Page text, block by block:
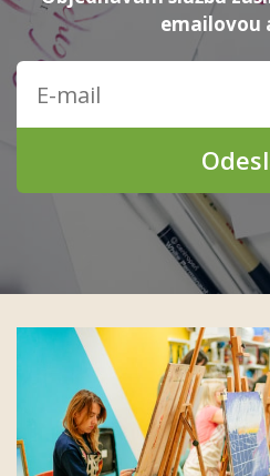
emailovou